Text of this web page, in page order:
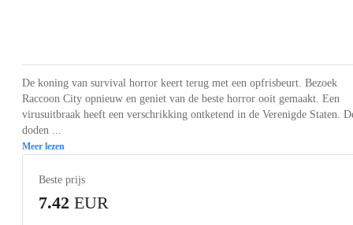
De koning van survival horror keert terug met een opfrisbeurt. Bezoek
Raccoon City opnieuw en geniet van de beste horror ooit gemaakt. Een
virusuitbraak heeft een verschrikking ontketend in de Verenigde Staten.
doden ...
Meer lezen
Beste prijs
7.42 EUR